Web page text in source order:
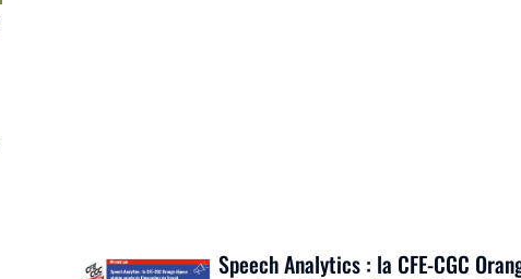
Speech Analytics : la CFE-CGC